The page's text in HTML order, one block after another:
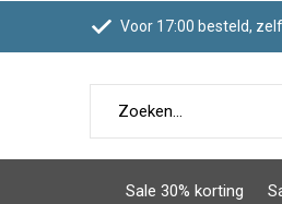
Sale 30% korting
Voor 17:00 besteld,